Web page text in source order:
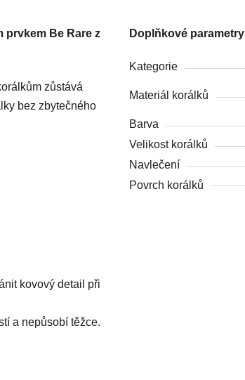
prvkem Be Rare z
zůstává
bez zbytečného
kovový detail při
a nepůsobí těžce.
Doplňkové parametry
Kategorie
Materiál korálků
Barva
Velikost korálků
Navlečení
Povrch korálků